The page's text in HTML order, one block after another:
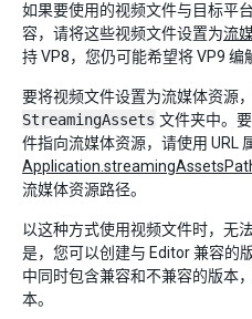
如果要使用的视频文件与目标平
容，请将这些视频文件设置为流
持 VP8，您仍可能希望将 VP9 编
要将视频文件设置为流媒体资源
StreamingAssets 文件夹中。
件指向流媒体资源，请使用 URL
流媒体资源路径。
以这种方式使用视频文件时，无
是，您可以创建与 Editor 兼容的
中同时包含兼容和不兼容的版本
本。